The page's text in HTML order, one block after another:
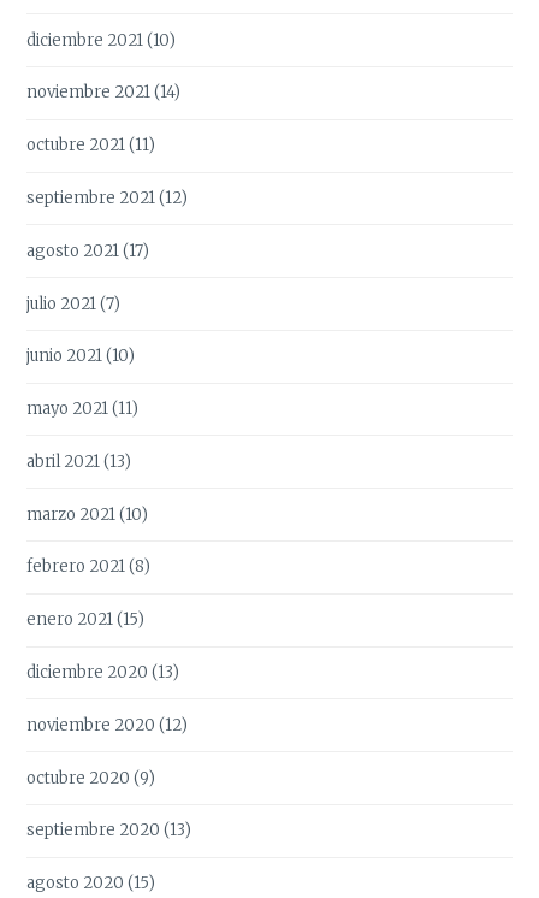
diciembre 2021(10)
noviembre 2021(14)
octubre 2021(11)
septiembre 2021(12)
agosto 2021(17)
julio 2021(7)
junio 2021(10)
mayo 2021(11)
abril 2021(13)
marzo 2021(10)
febrero 2021(8)
enero 2021(15)
diciembre 2020 (13)
noviembre 2020 (12)
octubre 2020 (9)
septiembre 2020 (13)
agosto 2020 (15)